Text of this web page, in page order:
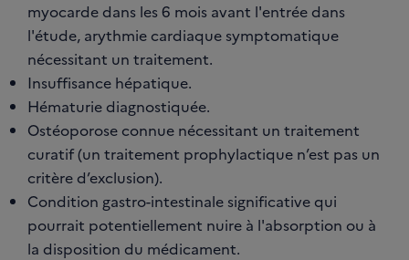
myocarde dans les 6 mois avant l'entrée dans
l'étude, arythmie cardiaque symptomatique
nécessitant un traitement.
Insuffisance hépatique.
Hématurie diagnostiquée.
Ostéoporose connue nécessitant un traitement
curatif (un traitement prophylactique n’est pas un
critère d’exclusion).
Condition gastro-intestinale significative qui
pourrait potentiellement nuire à l'absorption ou à
la disposition du médicament.